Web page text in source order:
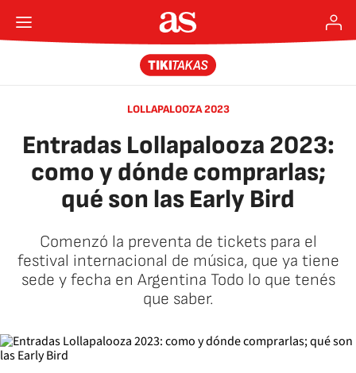
LOLLAPALOOZA 2023
Entradas Lollapalooza 2023:
como y dónde comprarlas;
qué son las Early Bird
Comenzó la preventa de tickets para el
festival internacional de música, que ya tiene
sede y fecha en Argentina Todo lo que tenés
que saber.